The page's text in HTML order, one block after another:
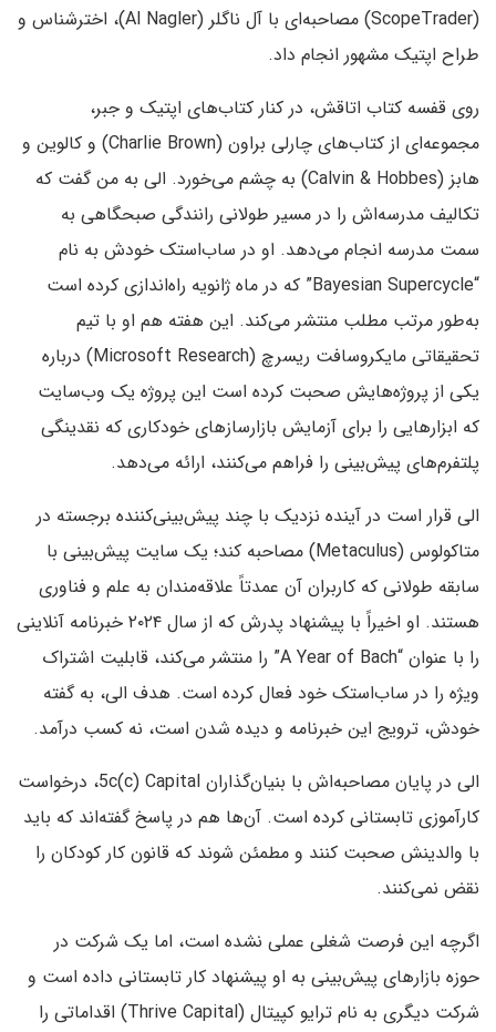
(ScopeTrader) مصاحبه‌ای با آل ناگلر (Al Nagler)، اخترشناس و
طراح اپتیک مشهور انجام داد.
روی قفسه کتاب اتاقش، در کنار کتاب‌های اپتیک و جبر،
مجموعه‌ای از کتاب‌های چارلی براون (Charlie Brown) و کالوین و
هابز (Calvin & Hobbes) به چشم می‌خورد. الی به من گفت که
تکالیف مدرسه‌اش را در مسیر طولانی رانندگی صبحگاهی به
سمت مدرسه انجام می‌دهد. او در ساب‌استک خودش به نام
“Bayesian Supercycle” که در ماه ژانویه راه‌اندازی کرده است
به‌طور مرتب مطلب منتشر می‌کند. این هفته هم او با تیم
تحقیقاتی مایکروسافت ریسرچ (Microsoft Research) درباره
یکی از پروژه‌هایش صحبت کرده است این پروژه یک وب‌سایت
که ابزارهایی را برای آزمایش بازارسازهای خودکاری که نقدینگی
پلتفرم‌های پیش‌بینی را فراهم می‌کنند، ارائه می‌دهد.
الی قرار است در آینده نزدیک با چند پیش‌بینی‌کننده برجسته در
متاکولوس (Metaculus) مصاحبه کند؛ یک سایت پیش‌بینی با
سابقه طولانی که کاربران آن عمدتاً علاقه‌مندان به علم و فناوری
هستند. او اخیراً با پیشنهاد پدرش که از سال ۲۰۲۴ خبرنامه آنلاینی
را با عنوان “A Year of Bach” را منتشر می‌کند، قابلیت اشتراک
ویژه را در ساب‌استک خود فعال کرده است. هدف الی، به گفته
خودش، ترویج این خبرنامه و دیده شدن است، نه کسب درآمد.
الی در پایان مصاحبه‌‌اش با بنیان‌گذاران 5c(c) Capital، درخواست
کارآموزی تابستانی کرده است. آن‌ها هم در پاسخ گفته‌اند که باید
با والدینش صحبت کنند و مطمئن شوند که قانون کار کودکان را
نقض نمی‌کنند.
اگرچه این فرصت شغلی عملی نشده است، اما یک شرکت در
حوزه بازارهای پیش‌بینی به او پیشنهاد کار تابستانی داده است و
شرکت دیگری به نام ترایو کپیتال (Thrive Capital) اقداماتی را